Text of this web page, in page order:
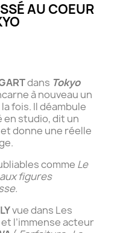
AU COEUR
dans Tokyo
à nouveau un
fois. Il déambule
en studio, dit un
donne une réelle
comme Le
figures
vue dans Les
et l’immense acteur